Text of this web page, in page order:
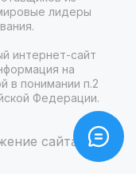
лидеры
интернет-сайт
на
в понимании п.2
Федерации.
сайта itb